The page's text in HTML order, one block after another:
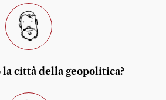
la città della geopolitica?